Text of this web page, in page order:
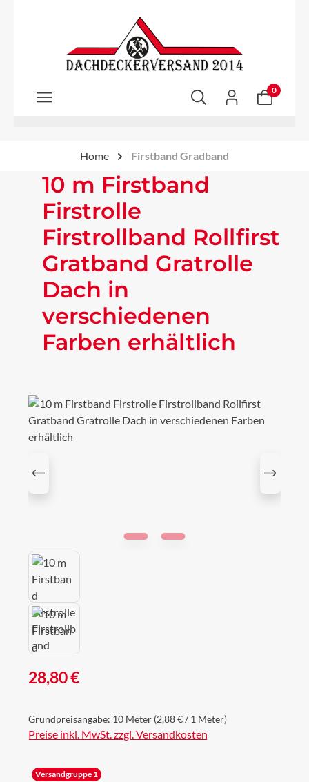
Zum Hauptinhalt springen
0
Home Firstband Gradband
10 m Firstband
Firstrolle
Firstrollband Rollfirst
Gratband Gratrolle
Dach in
verschiedenen
Farben erhältlich
Bildergalerie überspringen
Regulärer Preis:
28,80 €
Grundpreisangabe: 10 Meter (2,88 € / 1 Meter)
Preise inkl. MwSt. zzgl. Versandkosten
Versandgruppe 1